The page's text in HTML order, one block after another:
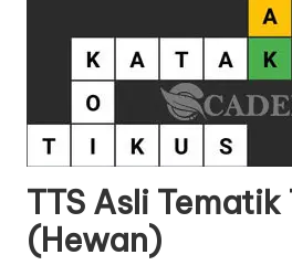
TTS Asli Tematik
(Hewan)